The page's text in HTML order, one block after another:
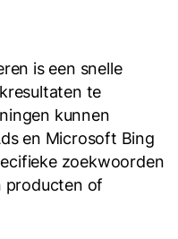
is een snelle
te
kunnen
en Microsoft Bing
zoekwoorden
producten of